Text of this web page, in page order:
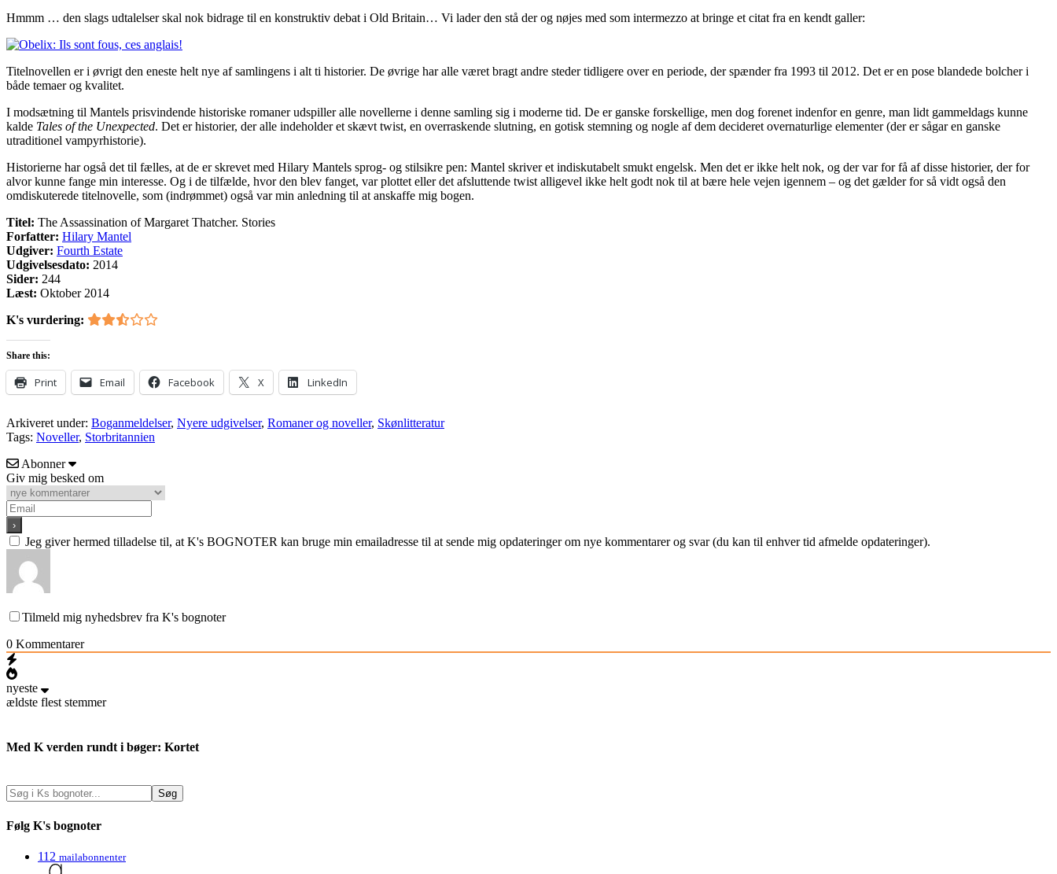
Hmmm … den slags udtalelser skal nok bidrage til en konstruktiv debat i Old Britain… Vi lader den stå der og nøjes med som intermezzo at bringe et citat fra en kendt galler:
Titelnovellen er i øvrigt den eneste helt nye af samlingens i alt ti historier. De øvrige har alle været bragt andre steder tidligere over en periode, der spænder fra 1993 til 2012. Det er en pose blandede bolcher i
både temaer og kvalitet.
I modsætning til Mantels prisvindende historiske romaner udspiller alle novellerne i denne samling sig i moderne tid. De er ganske forskellige, men dog forenet indenfor en genre, man lidt gammeldags kunne
kalde Tales of the Unexpected. Det er historier, der alle indeholder et skævt twist, en overraskende slutning, en gotisk stemning og nogle af dem decideret overnaturlige elementer (der er sågar en ganske
utraditionel vampyrhistorie).
Historierne har også det til fælles, at de er skrevet med Hilary Mantels sprog- og stilsikre pen: Mantel skriver et indiskutabelt smukt engelsk. Men det er ikke helt nok, og der var for få af disse historier, der for
alvor kunne fange min interesse. Og i de tilfælde, hvor den blev fanget, var plottet eller det afsluttende twist alligevel ikke helt godt nok til at bære hele vejen igennem – og det gælder for så vidt også den
omdiskuterede titelnovelle, som (indrømmet) også var min anledning til at anskaffe mig bogen.
Titel: The Assassination of Margaret Thatcher. Stories
Forfatter: Hilary Mantel
Udgiver: Fourth Estate
Udgivelsesdato: 2014
Sider: 244
Læst: Oktober 2014
K's vurdering:
Share this:
Print Email Facebook X LinkedIn
Arkiveret under: Boganmeldelser, Nyere udgivelser, Romaner og noveller, Skønlitteratur
Tags: Noveller, Storbritannien
Abonner
Giv mig besked om
Jeg giver hermed tilladelse til, at K's BOGNOTER kan bruge min emailadresse til at sende mig opdateringer om nye kommentarer og svar (du kan til enhver tid afmelde opdateringer).
Tilmeld mig nyhedsbrev fra K's bognoter
0 Kommentarer
nyeste
ældste flest stemmer
Med K verden rundt i bøger: Kortet
Følg K's bognoter
112 mailabonnenter